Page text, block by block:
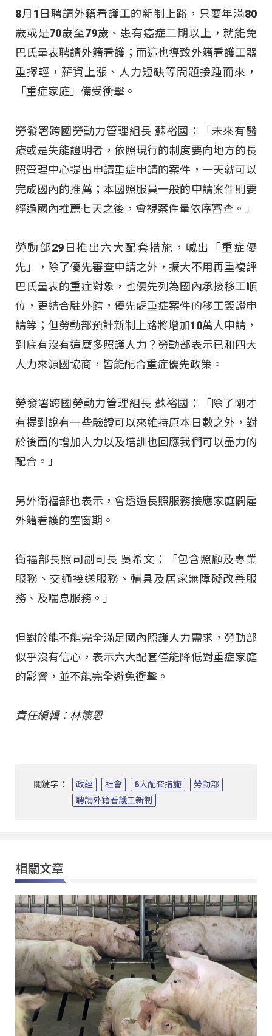
8月1日聘請外籍看護工的新制上路，只要年滿80
歲或是70歲至79歲、患有癌症二期以上，就能免
巴氏量表聘請外籍看護；而這也導致外籍看護工器
重擇輕，薪資上漲、人力短缺等問題接踵而來，
「重症家庭」備受衝擊。
勞發署跨國勞動力管理組長 蘇裕國：「未來有醫
療或是失能證明者，依照現行的制度要向地方的長
照管理中心提出申請重症申請的案件，一天就可以
完成國內的推薦；本國照服員一般的申請案件則要
經過國內推薦七天之後，會視案件量依序審查。」
勞動部29日推出六大配套措施，喊出「重症優
先」，除了優先審查申請之外，擴大不用再重複評
巴氏量表的重症對象，也優先列為國內承接移工順
位，更結合駐外館，優先處重症案件的移工簽證申
請等；但勞動部預計新制上路將增加10萬人申請，
到底有沒有這麼多照護人力？勞動部表示已和四大
人力來源國協商，皆能配合重症優先政策。
勞發署跨國勞動力管理組長 蘇裕國：「除了剛才
有提到說有一些驗證可以來維持原本日數之外，對
於後面的增加人力以及培訓也回應我們可以盡力的
配合。」
另外衛福部也表示，會透過長照服務接應家庭闢雇
外籍看護的空窗期。
衛福部長照司副司長 吳希文：「包含照顧及專業
服務、交通接送服務、輔具及居家無障礙改善服
務、及喘息服務。」
但對於能不能完全滿足國內照護人力需求，勞動部
似乎沒有信心，表示六大配套僅能降低對重症家庭
的影響，並不能完全避免衝擊。
責任編輯：林懷恩
關鍵字： 政經 社會 6大配套措施
勞動部
聘請外籍看護工新制
相關文章